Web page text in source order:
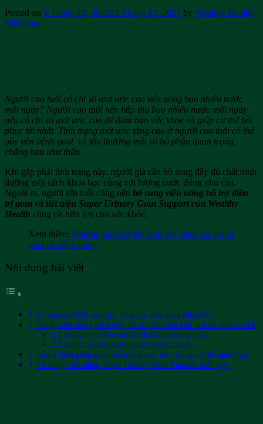
Posted on 2 Tháng 12, 202522 Tháng 12, 2025 by Wealthy Health
Việt Nam
Người cao tuổi có chỉ số axit uric cao nên uống bao nhiêu nước
mỗi ngày? Người cao tuổi nên hấp thu bao nhiêu nước mỗi ngày
nếu có chỉ số axit uric cao để đảm bảo sức khỏe và giúp cơ thể hồi
phục tốt nhất. Tình trạng axit uric tăng cao ở người cao tuổi có thể
gây nên bệnh gout và tổn thưởng một số bộ phận quan trọng,
chẳng hạn như thận.
Khi gặp phải tình trạng này, người già cần bổ sung đầy đủ chất dinh
dưỡng một cách khoa học cùng với lượng nước đúng nhu cầu.
Ngoài ra, người lớn tuổi cũng nên bổ sung viên uống hỗ trợ điều
trị gout và tiết niệu Super Urinary Gout Support của Wealthy
Health cũng rất hữu ích cho sức khỏe.
Xem thêm: Những nguy cơ khi acid uric tăng cao trong
mùa hè nắng nóng
Nội dung bài viết
Vì sao người bị axit uric tăng cao nên uống đủ nước?
Uống nước đúng cách giúp hỗ trợ đào thải axit uric ra khỏi cơ thể
Uống nước đều vào các thời điểm trong ngày
Uống các loại nước tốt đối với sức khỏe
Lưu ý biện pháp giúp kiểm soát axit uric trong cơ thể người già
Sử dụng viên uống Super Urinary Gout Support mỗi ngày